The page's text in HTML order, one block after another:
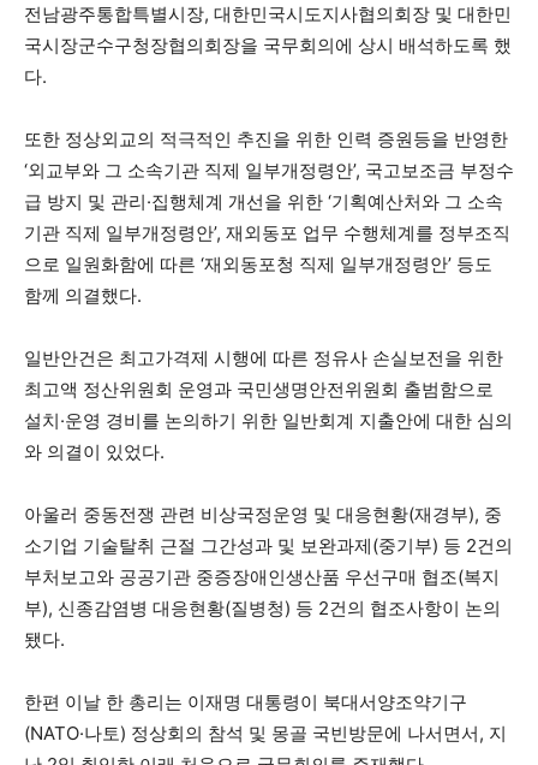
전남광주통합특별시장, 대한민국시도지사협의회장 및 대한민
국시장군수구청장협의회장을 국무회의에 상시 배석하도록 했
다.
또한 정상외교의 적극적인 추진을 위한 인력 증원등을 반영한
‘외교부와 그 소속기관 직제 일부개정령안’, 국고보조금 부정수
급 방지 및 관리·집행체계 개선을 위한 ‘기획예산처와 그 소속
기관 직제 일부개정령안’, 재외동포 업무 수행체계를 정부조직
으로 일원화함에 따른 ‘재외동포청 직제 일부개정령안’ 등도
함께 의결했다.
일반안건은 최고가격제 시행에 따른 정유사 손실보전을 위한
최고액 정산위원회 운영과 국민생명안전위원회 출범함으로
설치·운영 경비를 논의하기 위한 일반회계 지출안에 대한 심의
와 의결이 있었다.
아울러 중동전쟁 관련 비상국정운영 및 대응현황(재경부), 중
소기업 기술탈취 근절 그간성과 및 보완과제(중기부) 등 2건의
부처보고와 공공기관 중증장애인생산품 우선구매 협조(복지
부), 신종감염병 대응현황(질병청) 등 2건의 협조사항이 논의
됐다.
한편 이날 한 총리는 이재명 대통령이 북대서양조약기구
(NATO·나토) 정상회의 참석 및 몽골 국빈방문에 나서면서, 지